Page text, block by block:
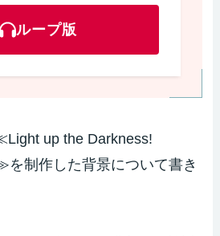
ループ版
up the Darkness!
制作した背景について書き